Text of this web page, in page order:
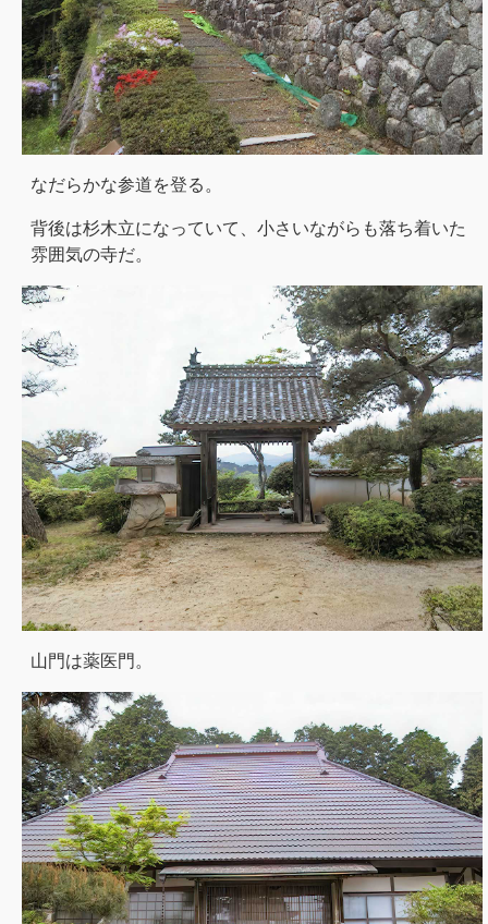
なだらかな参道を登る。
背後は杉木立になっていて、小さいながらも落ち着いた
雰囲気の寺だ。
山門は薬医門。